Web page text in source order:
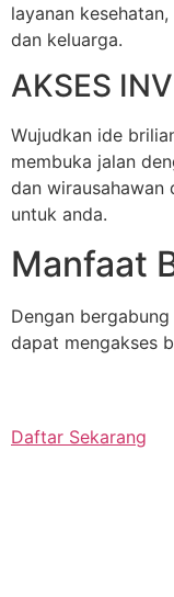
layanan
dan keluarga.
AKSES
Wujudkan ide
membuka jalan
dan wirausahawan
untuk anda.
Manfaat
Dengan
dapat mengakses
Daftar Sekarang